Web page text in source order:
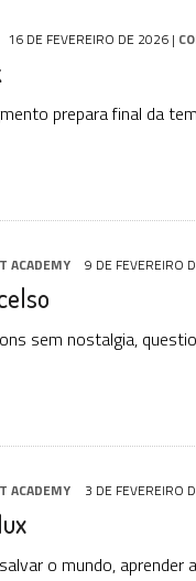
16 DE FEVEREIRO DE 2026 |
prepara final da
ACADEMY 9 DE FEVEREIRO
sem nostalgia,
ACADEMY 3 DE FEVEREIRO
o mundo, aprender